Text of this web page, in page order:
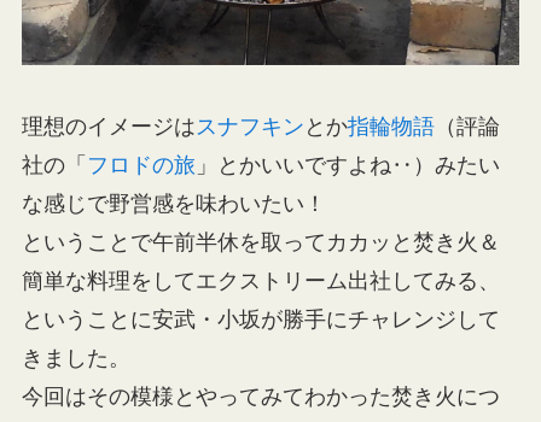
理想のイメージはスナフキン とか指輪物語（評論
社の「 フロドの旅 」とかいいですよね‥）みたい
な感じで野営感を味わいたい！
ということで午前半休を取ってカカッと焚き火＆
簡単な料理をしてエクストリーム出社してみる、
ということに安武・小坂が勝手にチャレンジして
きました。
今回はその模様とやってみてわかった焚き火につ